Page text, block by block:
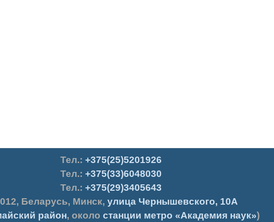
Тел.: +375(25)5201926
Тел.: +375(33)6048030
Тел.: +375(29)3405643
, Беларусь, Минск, улица Чернышевского, 10А
район, около станции метро «Академия наук»)